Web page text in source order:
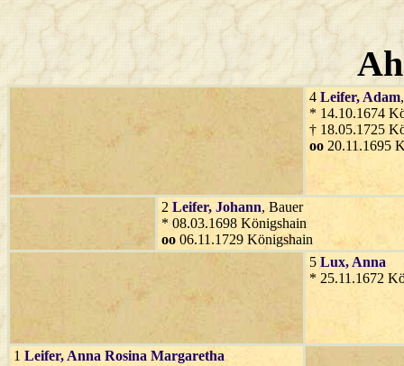
4 Leifer, Adam
* 14.10.1674
† 18.05.1725
oo 20.11.1695
2 Leifer, Johann, Bauer
* 08.03.1698 Königshain
oo 06.11.1729 Königshain
5 Lux, Anna
* 25.11.1672
1 Leifer, Anna Rosina Margaretha